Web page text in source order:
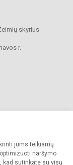
jums teikiamų
naršymo
kad sutinkate su visų
skyrius
r.
Žeimių skyrius. Visos
griežtai draudžiama.